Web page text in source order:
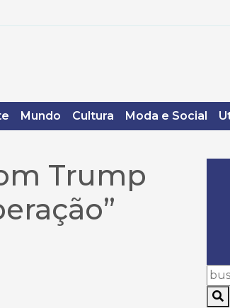
Mundo Cultura Moda e Social
Trump